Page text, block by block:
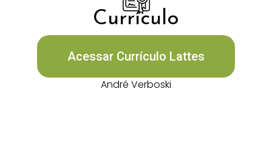
Currículo
Acessar Currículo Lattes
André Verboski